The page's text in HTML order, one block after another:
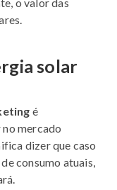
solar
é
mercado
dizer que caso
consumo atuais,